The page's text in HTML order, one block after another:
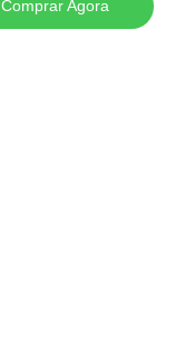
Comprar Agora